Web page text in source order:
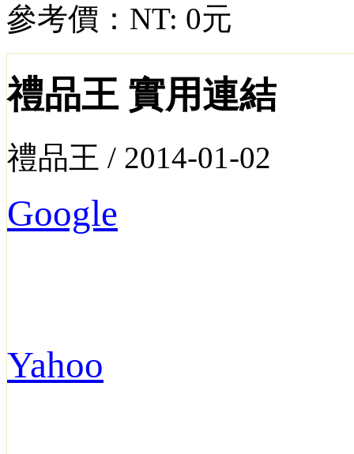
參考價： NT: 0元
禮品王 實用連結
禮品王 / 2014-01-02
Google
Yahoo